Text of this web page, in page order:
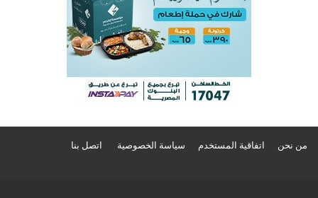
من نحن اتفاقية المستخدم سياسة الخصوصية اتصل بنا